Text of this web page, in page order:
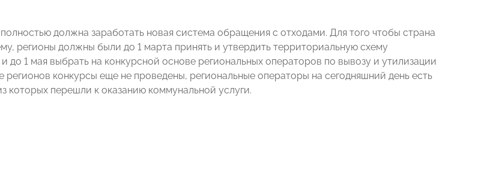
должна заработать новая система обращения с отходами. Для того чтобы страна
регионы должны были до 1 марта принять и утвердить территориальную схему
до 1 мая выбрать на конкурсной основе региональных операторов по вывозу и утилизации
регионов конкурсы еще не проведены, региональные операторы на сегодняшний день есть
которых перешли к оказанию коммунальной услуги.